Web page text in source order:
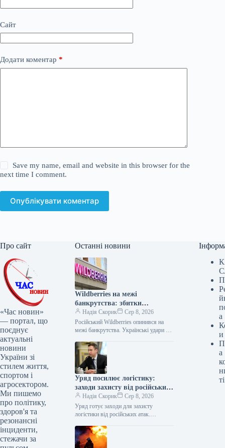
Сайт
Додати коментар *
Save my name, email and website in this browser for the
next time I comment.
Опублікувати коментар
Про сайт
«Час новин»
— портал, що
поєднує
актуальні
новини
України зі
стилем життя,
спортом і
агросектором.
Ми пишемо
про політику,
здоров'я та
резонансні
інциденти,
стежачи за
Останні новини
Wildberries на межі
банкрутства: збитки
перевищили 200 млрд рублів
Надія Скорик
Сер 8, 2026
Російський Wildberries опинився на
межі банкрутства. Українські удари по
було знищено щонайменше вісім
логістичних хабів компанії,…
Уряд посилює логістику:
заходи захисту від російських
атакНадія Скорик
Сер 8, 2026
Уряд готує заходи для захисту
логістики від російських атак.
провів термінову нараду з
представниками бізнесу, ритейлу та…
а
и
а
ті